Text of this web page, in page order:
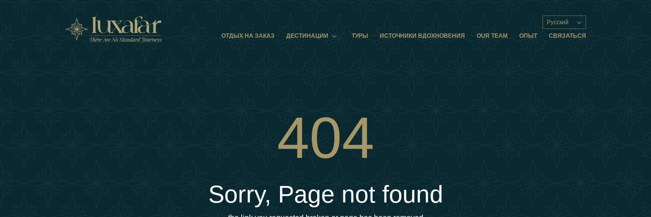
Русский
ОТДЫХ НА ЗАКАЗ
ДЕСТИНАЦИИ ТУРЫ ИСТОЧНИКИ ВДОХНОВЕНИЯ OUR TEAM ОПЫТ СВЯЗАТЬСЯ
404
Sorry, Page not found